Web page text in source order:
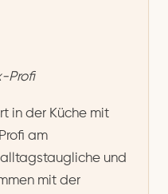
Profi
in der Küche mit
am
und
mit der